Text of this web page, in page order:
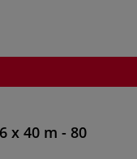
x 40 m - 80